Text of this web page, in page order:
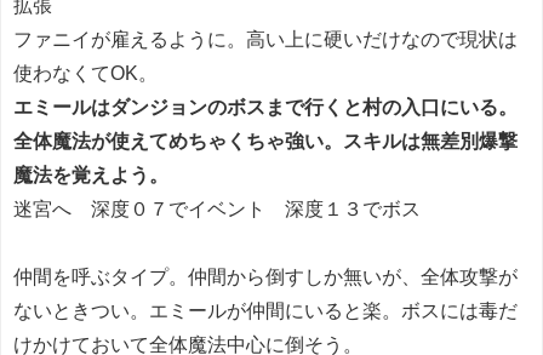
拡張
ファニイが雇えるように。高い上に硬いだけなので現状は
使わなくてOK。
エミールはダンジョンのボスまで行くと村の入口にいる。
全体魔法が使えてめちゃくちゃ強い。スキルは無差別爆撃
魔法を覚えよう。
迷宮へ 深度０７でイベント 深度１３でボス
仲間を呼ぶタイプ。仲間から倒すしか無いが、全体攻撃が
ないときつい。エミールが仲間にいると楽。ボスには毒だ
けかけておいて全体魔法中心に倒そう。